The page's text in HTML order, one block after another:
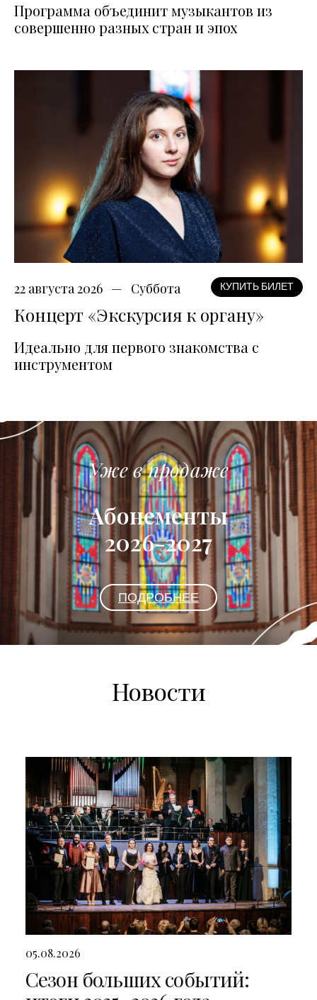
Программа объединит музыкантов из
совершенно разных стран и эпох
22 августа 2026 Суббота КУПИТЬ БИЛЕТ
Концерт «Экскурсия к органу»
Идеально для первого знакомства с
инструментом
Уже в продаже
Абонементы
2026-2027
ПОДРОБНЕЕ
Новости
05.08.2026
Сезон больших событий: